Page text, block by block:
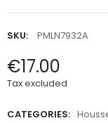
SKU: PMLN7932A
€17.00
Tax excluded
CATEGORIES: